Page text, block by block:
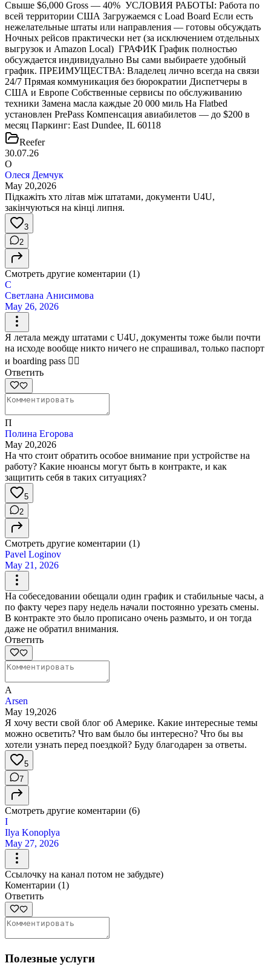
Свыше $6,000 Gross — 40% УСЛОВИЯ РАБОТЫ: Работа по
всей территории США Загружаемся с Load Board Если есть
нежелательные штаты или направления — готовы обсуждать
Ночных рейсов практически нет (за исключением отдельных
выгрузок и Amazon Local) ГРАФИК График полностью
обсуждается индивидуально Вы сами выбираете удобный
график. ПРЕИМУЩЕСТВА: Владелец лично всегда на связи
24/7 Прямая коммуникация без бюрократии Диспетчеры в
США и Европе Собственные сервисы по обслуживанию
техники Замена масла каждые 20 000 миль На Flatbed
установлен PrePass Компенсация авиабилетов — до $200 в
месяц Паркинг: East Dundee, IL 60118
Reefer
30.07.26
О
Олеся Демчук
May 20,2026
Підкажіть хто літав між штатами, документи U4U,
закінчуються на кінці липня.
3
2
Смотреть другие коментарии (1)
С
Светлана Анисимова
May 26, 2026
Я летала между штатами с U4U, документы тоже были почти
на исходе вообще никто ничего не спрашивал, только паспорт
и boarding pass 🤷‍♀️
Ответить
П
Полина Егорова
May 20,2026
На что стоит обратить особое внимание при устройстве на
работу? Какие нюансы могут быть в контракте, и как
защитить себя в таких ситуациях?
5
2
Смотреть другие коментарии (1)
Pavel Loginov
May 21, 2026
На собеседовании обещали один график и стабильные часы, а
по факту через пару недель начали постоянно урезать смены.
В контракте это было прописано очень размыто, и он тогда
даже не обратил внимания.
Ответить
A
Arsen
May 19,2026
Я хочу вести свой блог об Америке. Какие интересные темы
можно осветить? Что вам было бы интересно? Что бы вы
хотели узнать перед поездкой? Буду благодарен за ответы.
5
7
Смотреть другие коментарии (6)
I
Ilya Konoplya
May 27, 2026
Ссылочку на канал потом не забудьте)
Коментарии (1)
Ответить
Полезные услуги